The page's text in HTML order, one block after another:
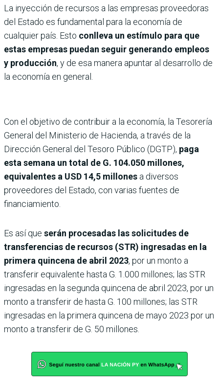
La inyección de recursos a las empresas proveedoras
del Estado es fundamental para la economía de
cualquier país. Esto conlleva un estímulo para que
estas empresas puedan seguir generando empleos
y producción, y de esa manera apuntar al desarrollo de
la economía en general.
Con el objetivo de contribuir a la economía, la Tesorería
General del Ministerio de Hacienda, a través de la
Dirección General del Tesoro Público (DGTP), paga
esta semana un total de G. 104.050 millones,
equivalentes a USD 14,5 millones a diversos
proveedores del Estado, con varias fuentes de
financiamiento.
Es así que serán procesadas las solicitudes de
transferencias de recursos (STR) ingresadas en la
primera quincena de abril 2023, por un monto a
transferir equivalente hasta G. 1.000 millones; las STR
ingresadas en la segunda quincena de abril 2023, por un
monto a transferir de hasta G. 100 millones; las STR
ingresadas en la primera quincena de mayo 2023 por un
monto a transferir de G. 50 millones.